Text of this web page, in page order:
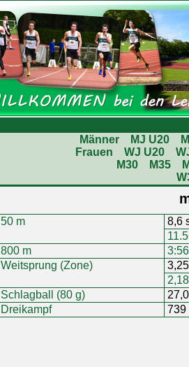
Männer MJ U20
Frauen
WJ U20
M30
M35
50 m
8,6
800 m
Weitsprung (Zone)
Schlagball (80 g)
Dreikampf
739